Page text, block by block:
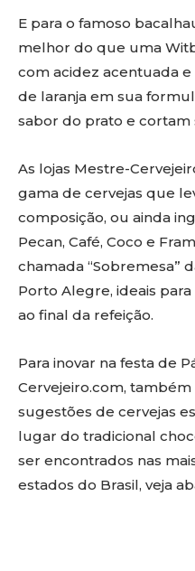
E para o famoso
melhor do que uma
com acidez acentuada
de laranja em sua
sabor do prato e cortam
As lojas Mestre-
gama de cervejas que
composição, ou ainda
Pecan, Café, Coco e
chamada “Sobremesa”
Porto Alegre, ideais
ao final da refeição.
Para inovar na festa de
Cervejeiro.com,
sugestões de cervejas
lugar do tradicional
ser encontrados nas
estados do Brasil, veja